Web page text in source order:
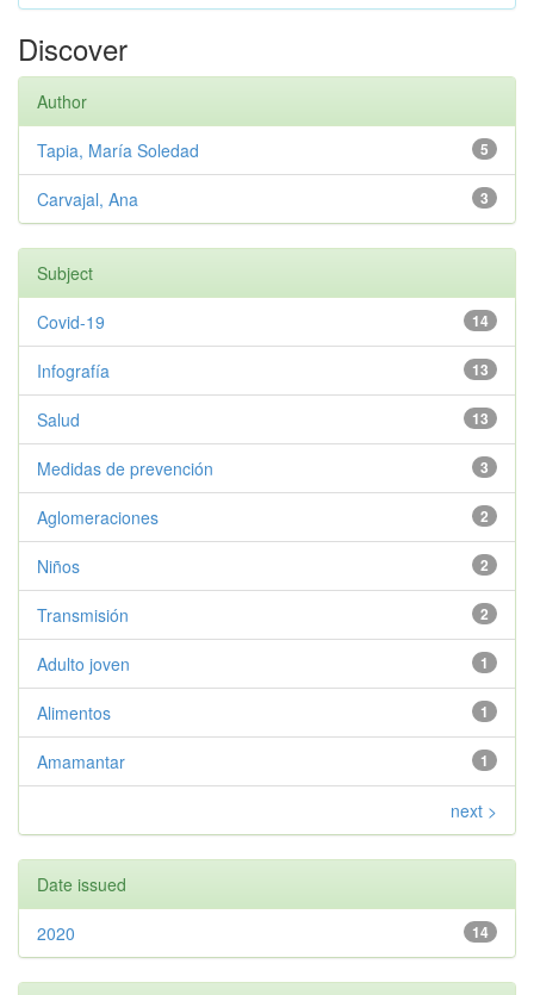
Discover
Author
5
Tapia, María Soledad
3
Carvajal, Ana
Subject
14
Covid-19
13
Infografía
13
Salud
3
Medidas de prevención
2
Aglomeraciones
2
Niños
2
Transmisión
1
Adulto joven
1
Alimentos
1
Amamantar
next >
Date issued
14
2020